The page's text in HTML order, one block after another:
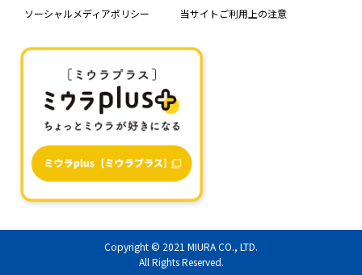
ソーシャルメディアポリシー 当サイトご利用上の注意
Copyright © 2021 MIURA CO., LTD.
All Rights Reserved.